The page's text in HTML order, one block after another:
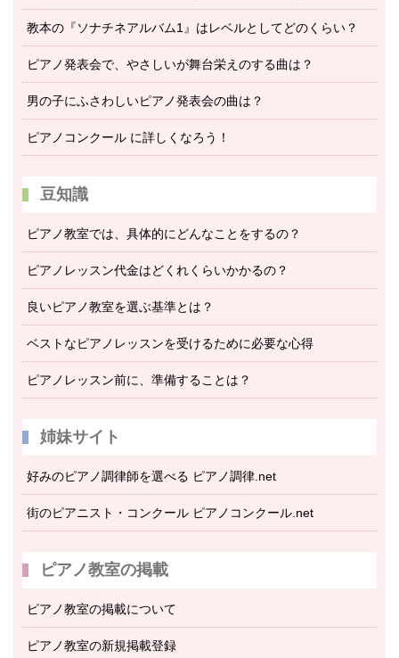
教本の『ソナチネアルバム1』はレベルとしてどのくらい？
ピアノ発表会で、やさしいが舞台栄えのする曲は？
男の子にふさわしいピアノ発表会の曲は？
ピアノコンクール に詳しくなろう！
豆知識
ピアノ教室では、具体的にどんなことをするの？
ピアノレッスン代金はどくれくらいかかるの？
良いピアノ教室を選ぶ基準とは？
ベストなピアノレッスンを受けるために必要な心得
ピアノレッスン前に、準備することは？
姉妹サイト
好みのピアノ調律師を選べる ピアノ調律.net
街のピアニスト・コンクール ピアノコンクール.net
ピアノ教室の掲載
ピアノ教室の掲載について
ピアノ教室の新規掲載登録